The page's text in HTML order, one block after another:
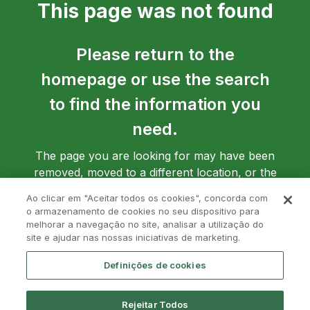
This page was not found
Please return to the
homepage or use the search
to find the information you
need.
The page you are looking for may have been
removed, moved to a different location, or the
Ao clicar em "Aceitar todos os cookies", concorda com
o armazenamento de cookies no seu dispositivo para
melhorar a navegação no site, analisar a utilização do
site e ajudar nas nossas iniciativas de marketing.
Definições de cookies
Rejeitar Todos